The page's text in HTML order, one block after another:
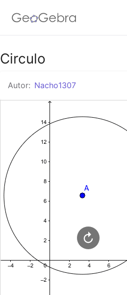
Google Classroom
GeoGebra Classroom
Abrir sesión
Circulo
Autor: Nacho1307